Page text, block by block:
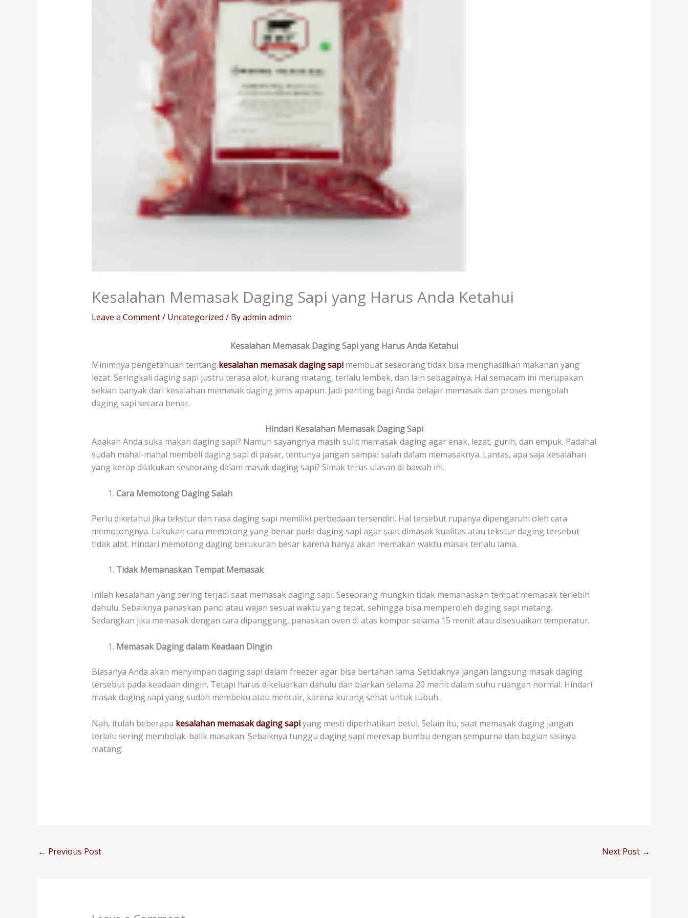
Kesalahan Memasak Daging Sapi yang Harus Anda Ketahui
Leave a Comment/ Uncategorized / Byadmin admin
Kesalahan Memasak Daging Sapi yang Harus Anda Ketahui
Minimnya pengetahuan tentang kesalahan memasak daging sapimembuat seseorang tidak bisa menghasilkan makanan yang
lezat. Seringkali daging sapi justru terasa alot, kurang matang, terlalu lembek, dan lain sebagainya. Hal semacam ini merupakan
sekian banyak dari kesalahan memasak daging jenis apapun. Jadi penting bagi Anda belajar memasak dan proses mengolah
daging sapi secara benar.
Hindari Kesalahan Memasak Daging Sapi
Apakah Anda suka makan daging sapi? Namun sayangnya masih sulit memasak daging agar enak, lezat, gurih, dan empuk. Padahal
sudah mahal-mahal membeli daging sapi di pasar, tentunya jangan sampai salah dalam memasaknya. Lantas, apa saja kesalahan
yang kerap dilakukan seseorang dalam masak daging sapi? Simak terus ulasan di bawah ini.
Cara Memotong Daging Salah
Perlu diketahui jika tekstur dan rasa daging sapi memiliki perbedaan tersendiri. Hal tersebut rupanya dipengaruhi oleh cara
memotongnya. Lakukan cara memotong yang benar pada daging sapi agar saat dimasak kualitas atau tekstur daging tersebut
tidak alot. Hindari memotong daging berukuran besar karena hanya akan memakan waktu masak terlalu lama.
Tidak Memanaskan Tempat Memasak
Inilah kesalahan yang sering terjadi saat memasak daging sapi. Seseorang mungkin tidak memanaskan tempat memasak terlebih
dahulu. Sebaiknya panaskan panci atau wajan sesuai waktu yang tepat, sehingga bisa memperoleh daging sapi matang.
Sedangkan jika memasak dengan cara dipanggang, panaskan oven di atas kompor selama 15 menit atau disesuaikan temperatur.
Memasak Daging dalam Keadaan Dingin
Biasanya Anda akan menyimpan daging sapi dalam freezer agar bisa bertahan lama. Setidaknya jangan langsung masak daging
tersebut pada keadaan dingin. Tetapi harus dikeluarkan dahulu dan biarkan selama 20 menit dalam suhu ruangan normal. Hindari
masak daging sapi yang sudah membeku atau mencair, karena kurang sehat untuk tubuh.
Nah, itulah beberapa kesalahan memasak daging sapiyang mesti diperhatikan betul. Selain itu, saat memasak daging jangan
terlalu sering membolak-balik masakan. Sebaiknya tunggu daging sapi meresap bumbu dengan sempurna dan bagian sisinya
matang.
← Previous Post Next Post →